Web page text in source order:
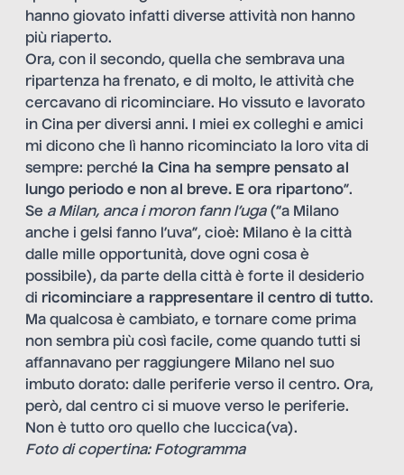
hanno giovato infatti diverse attività non hanno
più riaperto.
Ora, con il secondo, quella che sembrava una
ripartenza ha frenato, e di molto, le attività che
cercavano di ricominciare. Ho vissuto e lavorato
in Cina per diversi anni. I miei ex colleghi e amici
mi dicono che lì hanno ricominciato la loro vita di
sempre: perché la Cina ha sempre pensato al
lungo periodo e non al breve. E ora ripartono”.
Se a Milan, anca i moron fann l’uga (“a Milano
anche i gelsi fanno l’uva”, cioè: Milano è la città
dalle mille opportunità, dove ogni cosa è
possibile), da parte della città è forte il desiderio
di ricominciare a rappresentare il centro di tutto.
Ma qualcosa è cambiato, e tornare come prima
non sembra più così facile, come quando tutti si
affannavano per raggiungere Milano nel suo
imbuto dorato: dalle periferie verso il centro. Ora,
però, dal centro ci si muove verso le periferie.
Non è tutto oro quello che luccica(va).
Foto di copertina: Fotogramma